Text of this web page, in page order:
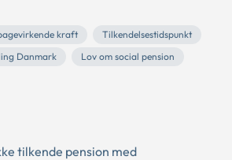
kraft
Tilkendelsestidspunkt
Danmark
Lov om social pension
tilkende pension med